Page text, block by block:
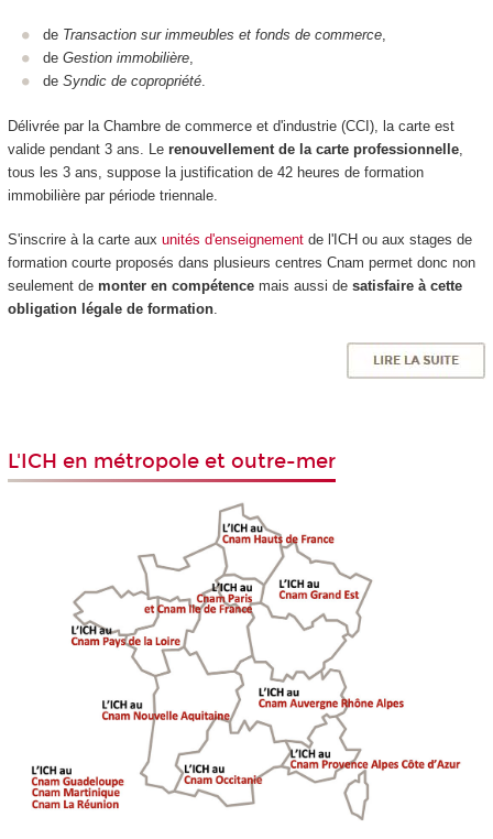
de Transaction sur immeubles et fonds de commerce,
de Gestion immobilière,
de Syndic de copropriété.
Délivrée par la Chambre de commerce et d'industrie (CCI), la carte est
valide pendant 3 ans. Le renouvellement de la carte professionnelle,
tous les 3 ans, suppose la justification de 42 heures de formation
immobilière par période triennale.
S'inscrire à la carte aux unités d'enseignementde l'ICH ou aux stages de
formation courte proposés dans plusieurs centres Cnam permet donc non
seulement de monter en compétencemais aussi de satisfaire à cette
obligation légale de formation.
L'ICH en métropole et outre-mer